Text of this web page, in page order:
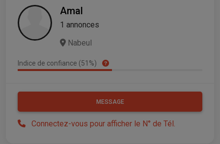
Amal
1 annonces
Nabeul
Indice de confiance (51%)
MESSAGE
Connectez-vous pour afficher le N° de Tél.